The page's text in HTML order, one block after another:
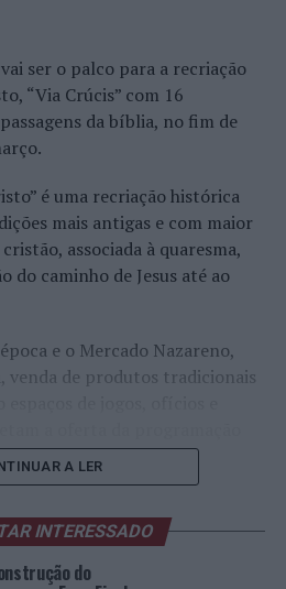
ser o palco para a recriação
“Via Crúcis” com 16
da bíblia, no fim de
é uma recriação histórica
mais antigas e com maior
associada à quaresma,
do caminho de Jesus até ao
e o Mercado Nazareno,
venda de produtos tradicionais
a Jerusalém, a prova do pão
a Crucificação.
A LER
INTERESSADO
do